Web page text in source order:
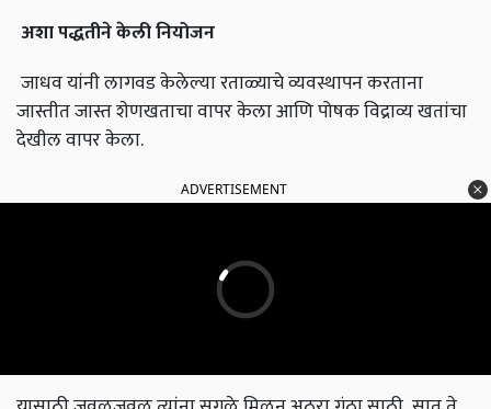
अशा पद्धतीने केली नियोजन
जाधव यांनी लागवड केलेल्या रताळ्याचे व्यवस्थापन करताना
जास्तीत जास्त शेणखताचा वापर केला आणि पोषक विद्राव्य खतांचा
देखील वापर केला.
ADVERTISEMENT